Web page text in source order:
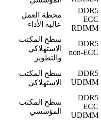
DDR5
ECC
RDIMM
محطة العمل
عالية الأداء
DDR5
non-ECC
سطح المكتب
الاستهلاكي
والتطوير
DDR5
UDIMM
سطح المكتب
الاستهلاكي
DDR5
ECC
UDIMM
سطح المكتب
المؤسسي